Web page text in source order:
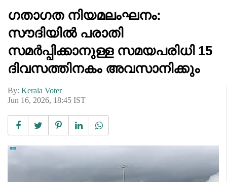
ഗതാഗത നിയമലംഘനം:
സൗദിയിൽ പരാതി
സമർപ്പിക്കാനുള്ള സമയപരിധി 15
ദിവസത്തിനകം അവസാനിക്കും
By: Kerala Voter
Jun 16, 2026, 18:45 IST